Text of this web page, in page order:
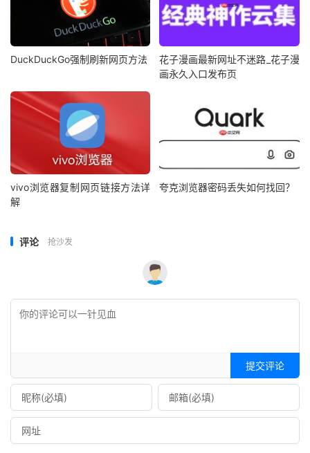
DuckDuckGo强制刷新网页方法
花子漫画最新网址不迷路_花子漫
画永久入口发布页
vivo浏览器复制网页链接方法详
解
夸克浏览器密码丢失如何找回？
评论 抢沙发
提交评论